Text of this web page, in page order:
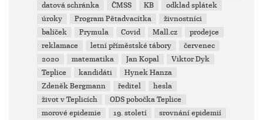
datová schránka
ČMSS KB
odklad splátek
úroky
Program Pětadvacítka
živnostníci
balíček
Prymula Covid Mall.cz
prodejce
reklamace
letní příměstské tábory
červenec
2020
matematika Jan Kopal
Viktor Dyk
Teplice
kandidáti
Hynek Hanza
Zdeněk Bergmann
ředitel
hesla
život v Teplicích
ODS pobočka Teplice
morové epidemie
19. století
srovnání epidemií